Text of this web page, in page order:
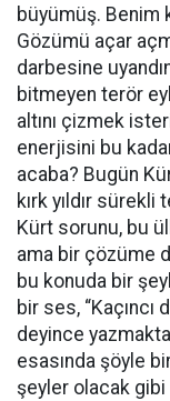
büyümüş. Benim
Gözümü açar
darbesine
bitmeyen terör
altını çizmek
enerjisini bu
acaba? Bugün
kırk yıldır sürekli
Kürt sorunu, bu
ama bir çözüme
bu konuda bir
bir ses, “Kaçıncı
deyince
esasında şöyle
şeyler olacak gibi